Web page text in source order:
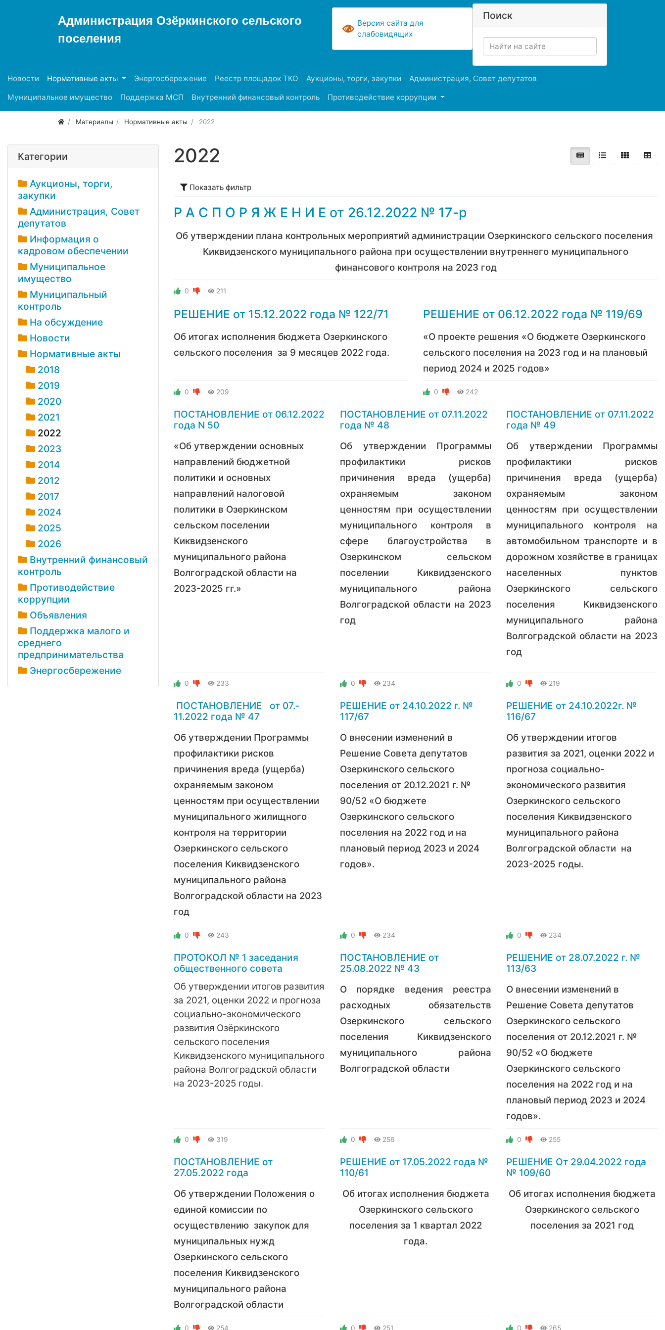
Администрация Озёркинского сельского
поселения
Версия сайта для
слабовидящих
Поиск
Новости Нормативные акты Энергосбережение Реестр площадок ТКО Аукционы, торги, закупки
Администрация, Совет депутатов
Муниципальное имущество
Поддержка МСП Внутренний финансовый контроль Противодействие коррупции
Материалы Нормативные акты 2022
Категории
Аукционы, торги,
закупки
Администрация, Совет
депутатов
Информация о
кадровом обеспечении
Муниципальное
имущество
Муниципальный
контроль
На обсуждение
Новости
Нормативные акты
2018
2019
2020
2021
2022
2023
2014
2012
2017
2024
2025
2026
Внутренний финансовый
контроль
Противодействие
коррупции
Объявления
Поддержка малого и
среднего
предпринимательства
Энергосбережение
2022
Показать фильтр
Р А С П О Р Я Ж Е Н И Е от 26.12.2022 № 17-р
Об утверждении плана контрольных мероприятий администрации Озеркинского сельского поселения
Киквидзенского муниципального района при осуществлении внутреннего муниципального
финансового контроля на 2023 год
0 211
РЕШЕНИЕ от 15.12.2022 года № 122/71
Об итогах исполнения бюджета Озеркинского
сельского поселения за 9 месяцев 2022 года.
0 209
РЕШЕНИЕ от 06.12.2022 года № 119/69
«О проекте решения «О бюджете Озеркинского
сельского поселения на 2023 год и на плановый
период 2024 и 2025 годов»
0 242
ПОСТАНОВЛЕНИЕ от 06.12.2022
года N 50
«Об утверждении основных
направлений бюджетной
политики и основных
направлений налоговой
политики в Озеркинском
сельском поселении
Киквидзенского
муниципального района
Волгоградской области на
2023-2025 гг.»
0 233
ПОСТАНОВЛЕНИЕ от 07.11.2022
года № 48
Об утверждении Программы
профилактики рисков
причинения вреда (ущерба)
охраняемым законом
ценностям при осуществлении
муниципального контроля в
сфере благоустройства в
Озеркинском сельском
поселении Киквидзенского
муниципального района
Волгоградской области на 2023
год
0 234
ПОСТАНОВЛЕНИЕ от 07.11.2022
года № 49
Об утверждении Программы
профилактики рисков
причинения вреда (ущерба)
охраняемым законом
ценностям при осуществлении
муниципального контроля на
автомобильном транспорте и в
дорожном хозяйстве в границах
населенных пунктов
Озеркинского сельского
поселения Киквидзенского
муниципального района
Волгоградской области на 2023
год
0 219
ПОСТАНОВЛЕНИЕ от 07.­
11.2022 года № 47
Об утверждении Программы
профилактики рисков
причинения вреда (ущерба)
охраняемым законом
ценностям при осуществлении
муниципального жилищного
контроля на территории
Озеркинского сельского
поселения Киквидзенского
муниципального района
Волгоградской области на 2023
год
0 243
РЕШЕНИЕ от 24.10.2022 г. №
117/67
О внесении изменений в
Решение Совета депутатов
Озеркинского сельского
поселения от 20.12.2021 г. №
90/52 «О бюджете
Озеркинского сельского
поселения на 2022 год и на
плановый период 2023 и 2024
годов».
0 234
РЕШЕНИЕ от 24.10.2022г. №
116/67
Об утверждении итогов
развития за 2021, оценки 2022 и
прогноза социально-
экономического развития
Озеркинского сельского
поселения Киквидзенского
муниципального района
Волгоградской области на
2023-2025 годы.
0 234
ПРОТОКОЛ № 1 заседания
общественного совета
Об утверждении итогов развития
за 2021, оценки 2022 и прогноза
социально-экономического
развития Озёркинского
сельского поселения
Киквидзенского муниципального
района Волгоградской области
на 2023-2025 годы.
0 319
ПОСТАНОВЛЕНИЕ от
25.08.2022 № 43
О порядке ведения реестра
расходных обязательств
Озеркинского сельского
поселения Киквидзенского
муниципального района
Волгоградской области
0 256
РЕШЕНИЕ от 28.07.2022 г. №
113/63
О внесении изменений в
Решение Совета депутатов
Озеркинского сельского
поселения от 20.12.2021 г. №
90/52 «О бюджете
Озеркинского сельского
поселения на 2022 год и на
плановый период 2023 и 2024
годов».
0 255
ПОСТАНОВЛЕНИЕ от
27.05.2022 года
Об утверждении Положения о
единой комиссии по
осуществлению закупок для
муниципальных нужд
Озеркинского сельского
поселения Киквидзенского
муниципального района
Волгоградской области
0 254
РЕШЕНИЕ от 17.05.2022 года №
110/61
Об итогах исполнения бюджета
Озеркинского сельского
поселения за 1 квартал 2022
года.
0 251
РЕШЕНИЕ От 29.04.2022 года
№ 109/60
Об итогах исполнения бюджета
Озеркинского сельского
поселения за 2021 год
0 265